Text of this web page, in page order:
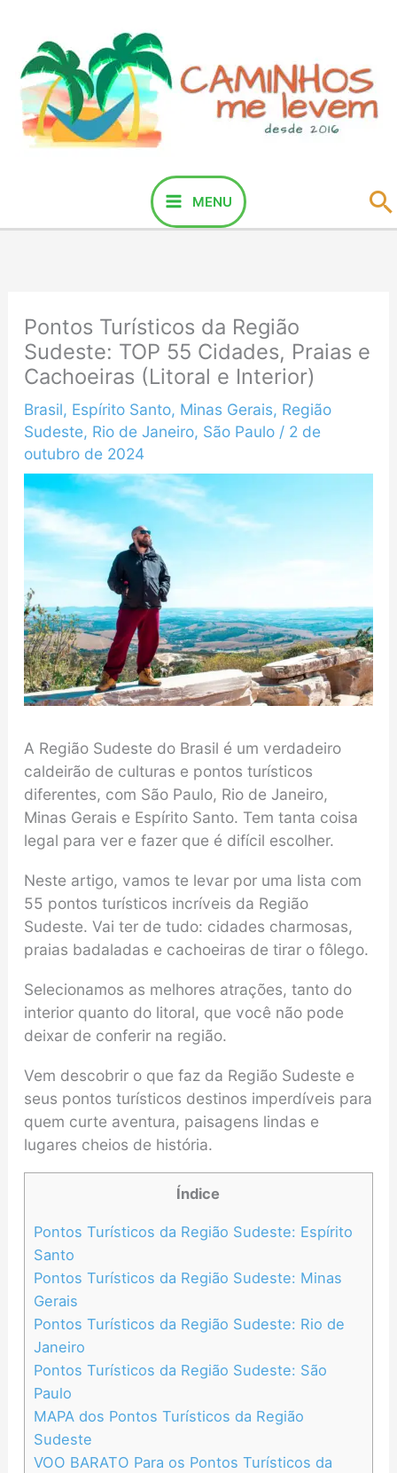
conteúdo
MENU
Pontos Turísticos da Região
Sudeste: TOP 55 Cidades, Praias e
Cachoeiras (Litoral e Interior)
Brasil, Espírito Santo, Minas Gerais, Região
Sudeste, Rio de Janeiro, São Paulo/ 2 de
outubro de 2024
A Região Sudeste do Brasil é um verdadeiro
caldeirão de culturas e pontos turísticos
diferentes, com São Paulo, Rio de Janeiro,
Minas Gerais e Espírito Santo. Tem tanta coisa
legal para ver e fazer que é difícil escolher.
Neste artigo, vamos te levar por uma lista com
55 pontos turísticos incríveis da Região
Sudeste. Vai ter de tudo: cidades charmosas,
praias badaladas e cachoeiras de tirar o fôlego.
Selecionamos as melhores atrações, tanto do
interior quanto do litoral, que você não pode
deixar de conferir na região.
Vem descobrir o que faz da Região Sudeste e
seus pontos turísticos destinos imperdíveis para
quem curte aventura, paisagens lindas e
lugares cheios de história.
Índice
Pontos Turísticos da Região Sudeste: Espírito
Santo
Pontos Turísticos da Região Sudeste: Minas
Gerais
Pontos Turísticos da Região Sudeste: Rio de
Janeiro
Pontos Turísticos da Região Sudeste: São
Paulo
MAPA dos Pontos Turísticos da Região
Sudeste
VOO BARATO Para os Pontos Turísticos da